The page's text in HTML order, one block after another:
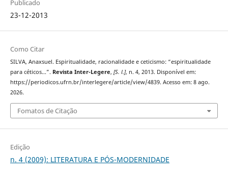
Publicado
23-12-2013
Como Citar
SILVA, Anaxsuel. Espiritualidade, racionalidade e ceticismo: “espiritualidade
para céticos...”. Revista Inter-Legere, [S. l.], n. 4, 2013. Disponível em:
https://periodicos.ufrn.br/interlegere/article/view/4839. Acesso em: 8 ago.
2026.
Fomatos de Citação
Edição
n. 4 (2009): LITERATURA E PÓS-MODERNIDADE